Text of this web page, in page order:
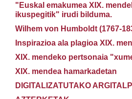
"Euskal emakumea XIX.
ikuspegitik" irudi bilduma.
Wilhem von Humboldt (1767-
Inspirazioa ala plagioa XIX.
XIX. mendeko pertsonaia
XIX. mendea hamarkadetan
DIGITALIZATUTAKO